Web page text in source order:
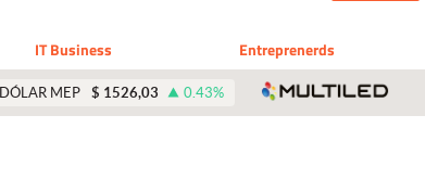
IT Business Entreprenerds
DÓLAR MEP $ 1526,03 0.43%